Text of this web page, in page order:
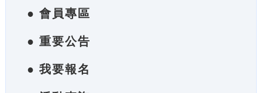
● 會員專區
● 重要公告
● 我要報名